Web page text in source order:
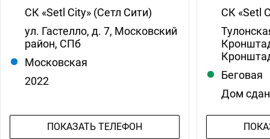
СК «Setl City» (Сетл Сити)
ул. Гастелло, д. 7, Московский
район, СПб
Московская
2022
ПОКАЗАТЬ ТЕЛЕФОН
СК «Setl
Беговая
Дом сдан